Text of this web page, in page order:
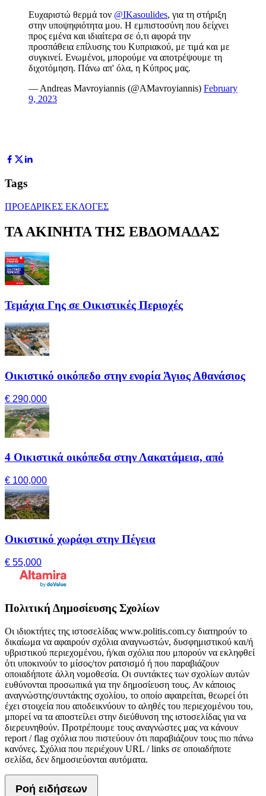
Ευχαριστώ θερμά τον @IKasoulides, για τη στήριξη
στην υποψηφιότητα μου. Η εμπιστοσύνη που δείχνει
προς εμένα και ιδιαίτερα σε ό,τι αφορά την
προσπάθεια επίλυσης του Κυπριακού, με τιμά και με
συγκινεί. Ενωμένοι, μπορούμε να αποτρέψουμε τη
διχοτόμηση. Πάνω απ' όλα, η Κύπρος μας.
— Andreas Mavroyiannis (@AMavroyiannis) February
9, 2023
Tags
ΠΡΟΕΔΡΙΚΕΣ ΕΚΛΟΓΕΣ
ΤΑ ΑΚΙΝΗΤΑ ΤΗΣ ΕΒΔΟΜΑΔΑΣ
Τεμάχια Γης σε Οικιστικές Περιοχές
Οικιστικό οικόπεδο στην ενορία Άγιος Αθανάσιος
€ 290,000
4 Οικιστικά οικόπεδα στην Λακατάμεια, από
€ 100,000
Οικιστικό χωράφι στην Πέγεια
€ 55,000
Πολιτική Δημοσίευσης Σχολίων
Οι ιδιοκτήτες της ιστοσελίδας www.politis.com.cy διατηρούν το
δικαίωμα να αφαιρούν σχόλια αναγνωστών, δυσφημιστικού και/ή
υβριστικού περιεχομένου, ή/και σχόλια που μπορούν να εκληφθεί
ότι υποκινούν το μίσος/τον ρατσισμό ή που παραβιάζουν
οποιαδήποτε άλλη νομοθεσία. Οι συντάκτες των σχολίων αυτών
ευθύνονται προσωπικά για την δημοσίευση τους. Αν κάποιος
αναγνώστης/συντάκτης σχολίου, το οποίο αφαιρείται, θεωρεί ότι
έχει στοιχεία που αποδεικνύουν το αληθές του περιεχομένου του,
μπορεί να τα αποστείλει στην διεύθυνση της ιστοσελίδας για να
διερευνηθούν. Προτρέπουμε τους αναγνώστες μας να κάνουν
report / flag σχόλια που πιστεύουν ότι παραβιάζουν τους πιο πάνω
κανόνες. Σχόλια που περιέχουν URL / links σε οποιαδήποτε
σελίδα, δεν δημοσιεύονται αυτόματα.
Ροή ειδήσεων